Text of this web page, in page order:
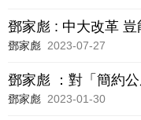
鄧家彪 : 中大改革 豈
鄧家彪 2023-07-27
鄧家彪 ：對「簡約
鄧家彪 2023-01-30